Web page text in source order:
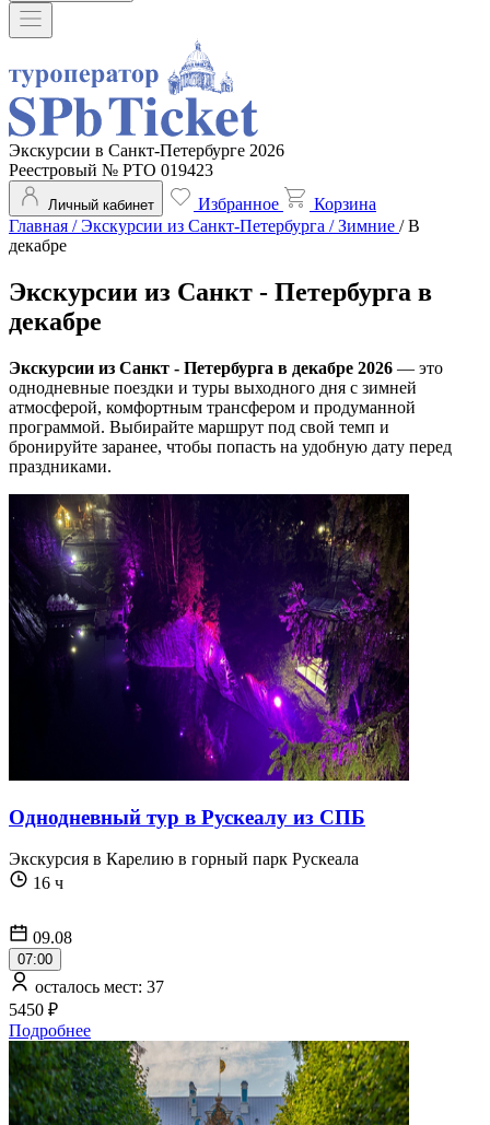
Экскурсии в Санкт-Петербурге 2026
Реестровый № РТО 019423
Личный кабинет Избранное
Корзина
Главная /Экскурсии из Санкт-Петербурга /Зимние /В
декабре
Экскурсии из Санкт - Петербурга в
декабре
Экскурсии из Санкт - Петербурга в декабре 2026 — это
однодневные поездки и туры выходного дня с зимней
атмосферой, комфортным трансфером и продуманной
программой. Выбирайте маршрут под свой темп и
бронируйте заранее, чтобы попасть на удобную дату перед
праздниками.
Однодневный тур в Рускеалу из СПБ
Экскурсия в Карелию в горный парк Рускеала
16 ч
09.08
07:00
осталось мест: 37
5450 ₽
Подробнее